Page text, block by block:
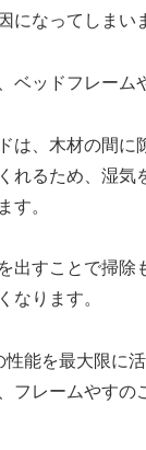
になってしまい
ベッドフレーム
は、木材の間に
れるため、湿気
す。
出すことで掃除
なります。
性能を最大限に
フレームやすの